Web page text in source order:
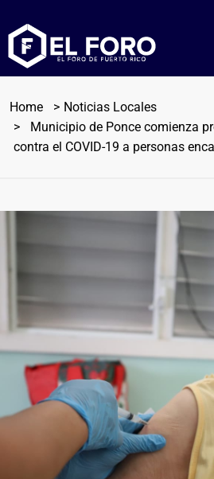
Home
Noticias Locales
Municipio de Ponce comienza
contra el COVID-19 a personas